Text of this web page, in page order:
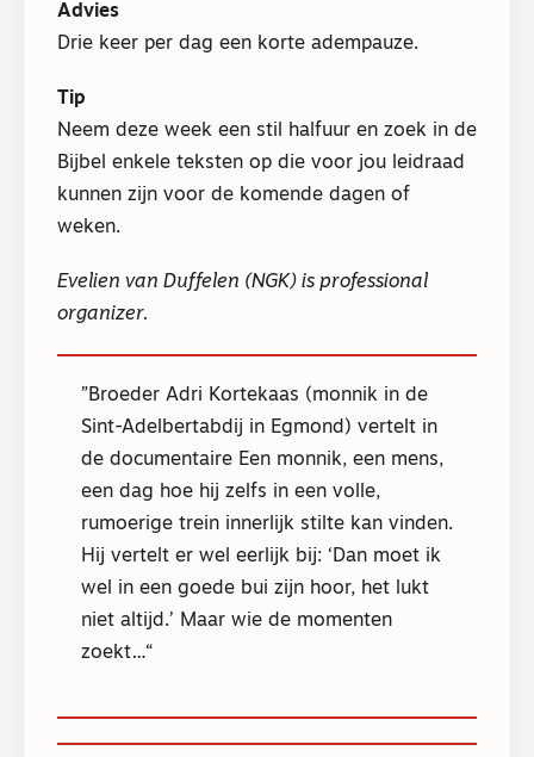
Advies
Drie keer per dag een korte adempauze.
Tip
Neem deze week een stil halfuur en zoek in de
Bijbel enkele teksten op die voor jou leidraad
kunnen zijn voor de komende dagen of
weken.
Evelien van Duffelen (NGK) is professional
organizer.
Broeder Adri Kortekaas (monnik in de
Sint-Adelbertabdij in Egmond) vertelt in
de documentaire Een monnik, een mens,
een dag hoe hij zelfs in een volle,
rumoerige trein innerlijk stilte kan vinden.
Hij vertelt er wel eerlijk bij: ‘Dan moet ik
wel in een goede bui zijn hoor, het lukt
niet altijd.’ Maar wie de momenten
zoekt…